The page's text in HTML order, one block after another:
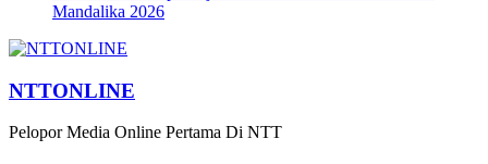
Mandalika 2026
NTTONLINE
Pelopor Media Online Pertama Di NTT